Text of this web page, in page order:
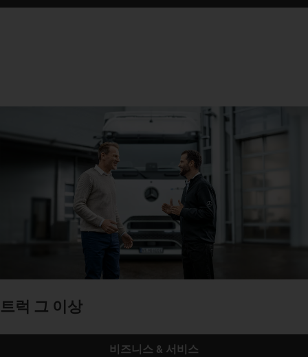
트럭 그 이상
비즈니스 & 서비스